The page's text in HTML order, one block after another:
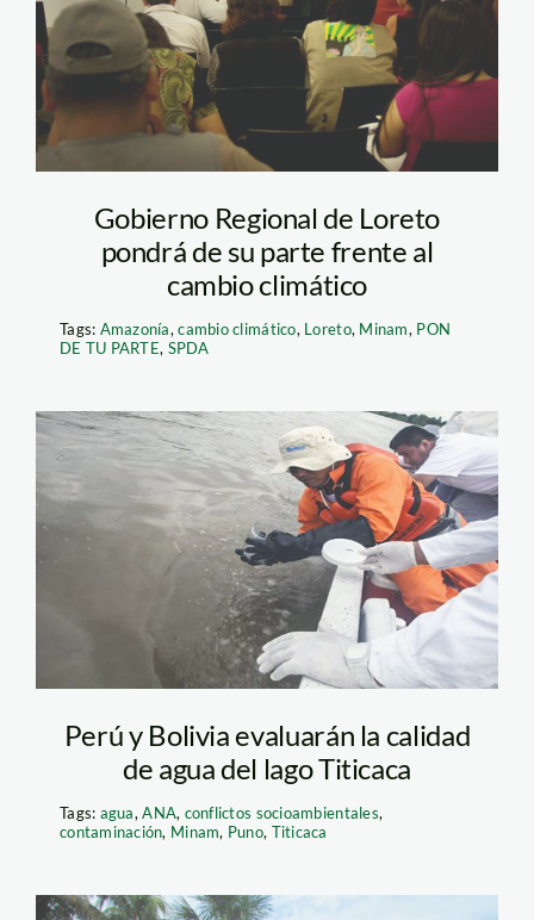
Gobierno Regional de Loreto
pondrá de su parte frente al
cambio climático
Tags: Amazonía,cambio climático, Loreto, Minam, PON
DE TU PARTE, SPDA
imagen-monitoreo-
titicaca_larepública
Perú y Bolivia evaluarán la calidad
de agua del lago Titicaca
Tags: agua,ANA, conflictos socioambientales,
contaminación, Minam, Puno, Titicaca